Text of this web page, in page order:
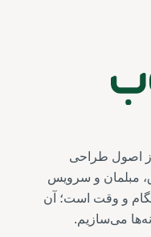
با استفاده از اصول طراحی
مبلمان و سرویس‌
و وقت است؛ آن
می‌سازیم.